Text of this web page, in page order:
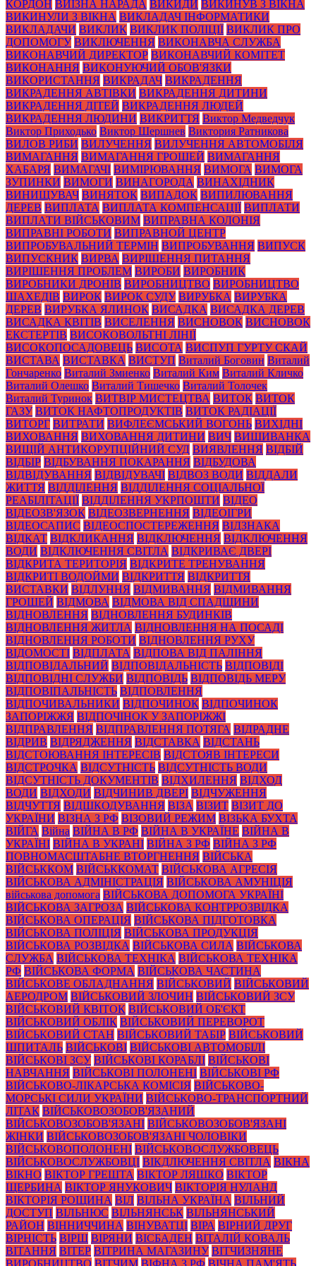
КОРДОН ВИЇЗНА НАРАДА ВИКИДИ ВИКИНУВ З ВІКНА
ВИКИНУЛИ З ВІКНА ВИКЛАДАЧ ІНФОРМАТИКИ
ВИКЛАДАЧИ ВИКЛИК ВИКЛИК ПОЛІЦІЇ ВИКЛИК ПРО
ДОПОМОГУ ВИКЛЮЧЕННЯ ВИКОНАВЧА СЛУЖБА
ВИКОНАВЧИЙ ДИРЕКТОР ВИКОНАВЧИЙ КОМІТЕТ
ВИКОНАННЯ ВИКОНУЮЧИЙ ОБОВ'ЯЗКИ
ВИКОРИСТАННЯ ВИКРАДАЧ ВИКРАДЕННЯ
ВИКРАДЕННЯ АВТІВКИ ВИКРАДЕННЯ ДИТИНИ
ВИКРАДЕННЯ ДІТЕЙ ВИКРАДЕННЯ ЛЮДЕЙ
ВИКРАДЕННЯ ЛЮДИНИ ВИКРИТТЯ Виктор Медведчук
Виктор Приходько Виктор Шершнев Виктория Ратникова
ВИЛОВ РИБИ ВИЛУЧЕННЯ ВИЛУЧЕННЯ АВТОМОБІЛЯ
ВИМАГАННЯ ВИМАГАННЯ ГРОШЕЙ ВИМАГАННЯ
ХАБАРЯ ВИМАГАЧІ ВИМІРЮВАННЯ ВИМОГА ВИМОГА
ЗУПИНКИ ВИМОГИ ВИНАГОРОДА ВИНАХІДНИК
ВИНИЩУВАЧ ВИНЯТОК ВИПАДОК ВИПИЛЮВАННЯ
ДЕРЕВ ВИПЛАТА ВИПЛАТА КОМПЕНСАЦІЇ ВИПЛАТИ
ВИПЛАТИ ВІЙСЬКОВИМ ВИПРАВНА КОЛОНІЯ
ВИПРАВНІ РОБОТИ ВИПРАВНОЙ ЦЕНТР
ВИПРОБУВАЛЬНИЙ ТЕРМІН ВИПРОБУВАННЯ ВИПУСК
ВИПУСКНИК ВИРВА ВИРІШЕННЯ ПИТАННЯ
ВИРІШЕННЯ ПРОБЛЕМ ВИРОБИ ВИРОБНИК
ВИРОБНИКИ ДРОНІВ ВИРОБНИЦТВО ВИРОБНИЦТВО
ШАХЕДІВ ВИРОК ВИРОК СУДУ ВИРУБКА ВИРУБКА
ДЕРЕВ ВИРУБКА ЯЛИНОК ВИСАДКА ВИСАДКА ДЕРЕВ
ВИСАДКА КВІТІВ ВИСЕЛЕННЯ ВИСНОВОК ВИСНОВОК
ЕКСТЕРТІВ ВИСОКОВОЛЬТНІ ЛІНІЇ
ВИСОКОПОСАДОВЕЦЬ ВИСОТА ВИСПУП ГУРТУ СКАЙ
ВИСТАВА ВИСТАВКА ВИСТУП Виталий Боговин Виталий
Гончаренко Виталий Змиенко Виталий Ким Виталий Кличко
Виталий Олешко Виталий Тишечко Виталий Толочек
Виталий Туринок ВИТВІР МИСТЕЦТВА ВИТОК ВИТОК
ГАЗУ ВИТОК НАФТОПРОДУКТІВ ВИТОК РАДІАЦІЇ
ВИТОРГ ВИТРАТИ ВИФЛЕЄМСЬКИЙ ВОГОНЬ ВИХІДНІ
ВИХОВАННЯ ВИХОВАННЯ ДИТИНИ ВИЧ ВИШИВАНКА
ВИЩІЙ АНТИКОРУПЦІЙНИЙ СУД ВИЯВЛЕННЯ ВІДБІЙ
ВІДБІР ВІДБУВАННЯ ПОКАРАННЯ ВІДБУДОВА
ВІДВІДУВАННЯ ВІДВІДУВАЧІ ВІДВОЗ ВОДИ ВІДДАЛИ
ЖИТТЯ ВІДДІЛЕННЯ ВІДДІЛЕННЯ СОЦІАЛЬНОЇ
РЕАБІЛІТАЦІЇ ВІДДІЛЕННЯ УКРПОШТИ ВІДЕО
ВІДЕОЗВ'ЯЗОК ВІДЕОЗВЕРНЕННЯ ВІДЕОІГРИ
ВІДЕОСАПИС ВІДЕОСПОСТЕРЕЖЕННЯ ВІДЗНАКА
ВІДКАТ ВІДКЛИКАННЯ ВІДКЛЮЧЕННЯ ВІДКЛЮЧЕННЯ
ВОДИ ВІДКЛЮЧЕННЯ СВІТЛА ВІДКРИВАЄ ДВЕРІ
ВІДКРИТА ТЕРИТОРІЯ ВІДКРИТЕ ТРЕНУВАННЯ
ВІДКРИТІ ВОДОЙМИ ВІДКРИТТЯ ВІДКРИТТЯ
ВИСТАВКИ ВІДЛУННЯ ВІДМИВАННЯ ВІДМИВАННЯ
ГРОШЕЙ ВІДМОВА ВІДМОВА ВІД СПАДЩИНИ
ВІДНОВЛЕННЯ ВІДНОВЛЕННЯ БУДИНКІВ
ВІДНОВЛЕННЯ ЖИТЛА ВІДНОВЛЕННЯ НА ПОСАДІ
ВІДНОВЛЕННЯ РОБОТИ ВІДНОВЛЕННЯ РУХУ
ВІДОМОСТІ ВІДПЛАТА ВІДПОВА ВІД ПАЛІННЯ
ВІДПОВІДАЛЬНИЙ ВІДПОВІДАЛЬНІСТЬ ВІДПОВІДІ
ВІДПОВІДНІ СЛУЖБИ ВІДПОВІДЬ ВІДПОВІДЬ МЕРУ
ВІДПОВІПАЛЬНІСТЬ ВІДПОВЛЕННЯ
ВІДПОЧИВАЛЬНИКИ ВІДПОЧИНОК ВІДПОЧИНОК
ЗАПОРІЖЖЯ ВІДПОЧІНОК У ЗАПОРІЖЖІ
ВІДПРАВЛЕННЯ ВІДПРАВЛЕННЯ ПОТЯГА ВІДРАДНЕ
ВІДРИВ ВІДРЯДЖЕННЯ ВІДСТАВКА ВІДСТАНЬ
ВІДСТОЮВАННЯ ІНТЕРЕСІВ ВІДСТОЯВ ІНТЕРЕСИ
ВІДСТРОЧКА ВІДСУТНІСТЬ ВІДСУТНІСТЬ ВОДИ
ВІДСУТНІСТЬ ДОКУМЕНТІВ ВІДХИЛЕННЯ ВІДХОД
ВОДИ ВІДХОДИ ВІДЧИНИВ ДВЕРІ ВІДЧУЖЕННЯ
ВІДЧУТТЯ ВІДШКОДУВАННЯ ВІЗА ВІЗИТ ВІЗИТ ДО
УКРАЇНИ ВІЗНА З РФ ВІЗОВИЙ РЕЖИМ ВІЗЬКА БУХТА
ВІЙГА Війна ВІЙНА В РФ ВІЙНА В УКРАЇНЕ ВІЙНА В
УКРАЇНІ ВІЙНА В УКРАНІ ВІЙНА З РФ ВІЙНА З РФ
ПОВНОМАСШТАБНЕ ВТОРГНЕННЯ ВІЙСЬКА
ВІЙСЬККОМ ВІЙСЬККОМАТ ВІЙСЬКОВА АГРЕСІЯ
ВІЙСЬКОВА АДМІНІСТРАЦІЯ ВІЙСЬКОВА АМУНІЦІЯ
військова допомога ВІЙСЬКОВА ДОПОМОГА УКРАЇНІ
ВІЙСЬКОВА ЗАГРОЗА ВІЙСЬКОВА КОНТРРОЗВІДКА
ВІЙСЬКОВА ОПЕРАЦІЯ ВІЙСЬКОВА ПІДГОТОВКА
ВІЙСЬКОВА ПОЛІЦІЯ ВІЙСЬКОВА ПРОДУКЦІЯ
ВІЙСЬКОВА РОЗВІДКА ВІЙСЬКОВА СИЛА ВІЙСЬКОВА
СЛУЖБА ВІЙСЬКОВА ТЕХНІКА ВІЙСЬКОВА ТЕХНІКА
РФ ВІЙСЬКОВА ФОРМА ВІЙСЬКОВА ЧАСТИНА
ВІЙСЬКОВЕ ОБЛАДНАННЯ ВІЙСЬКОВИЙ ВІЙСЬКОВИЙ
АЕРОДРОМ ВІЙСЬКОВИЙ ЗЛОЧИН ВІЙСЬКОВИЙ ЗСУ
ВІЙСЬКОВИЙ КВІТОК ВІЙСЬКОВИЙ ОБ'ЄКТ
ВІЙСЬКОВИЙ ОБЛІК ВІЙСЬКОВИЙ ПЕРЕВОРОТ
ВІЙСЬКОВИЙ СТАН ВІЙСЬКОВИЙ ТАБІР ВІЙСЬКОВИЙ
ШПИТАЛЬ ВІЙСЬКОВІ ВІЙСЬКОВІ АВТОМОБІЛІ
ВІЙСЬКОВІ ЗСУ ВІЙСЬКОВІ КОРАБЛІ ВІЙСЬКОВІ
НАВЧАННЯ ВІЙСЬКОВІ ПОЛОНЕНІ ВІЙСЬКОВІ РФ
ВІЙСЬКОВО-ЛІКАРСЬКА КОМІСІЯ ВІЙСЬКОВО-
МОРСЬКІ СИЛИ УКРАЇНИ ВІЙСЬКОВО-ТРАНСПОРТНИЙ
ЛІТАК ВІЙСЬКОВОЗОБОВ'ЯЗАНИЙ
ВІЙСЬКОВОЗОБОВ'ЯЗАНІ ВІЙСЬКОВОЗОБОВ'ЯЗАНІ
ЖІНКИ ВІЙСЬКОВОЗОБОВ'ЯЗАНІ ЧОЛОВІКИ
ВІЙСЬКОВОПОЛОНЕНІ ВІЙСЬКОВОСЛУЖБОВЕЦЬ
ВІЙСЬКОВОСЛУЖБОВЦІ ВІКДЛЮЧЕННЯ СВІТЛА ВІКНА
ВІКНО ВІКТОР ГРЕШТА ВІКТОР ЛЯШКО ВІКТОР
ЩЕРБИНА ВІКТОР ЯНУКОВИЧ ВІКТОРІЯ НУЛАНД
ВІКТОРІЯ РОЩИНА ВІЛ ВІЛЬНА УКРАЇНА ВІЛЬНИЙ
ДОСТУП ВІЛЬНЮС ВІЛЬНЯНСЬК ВІЛЬНЯНСЬКИЙ
РАЙОН ВІННИЧЧИНА ВІНУВАТЦІ ВІРА ВІРНИЙ ДРУГ
ВІРНІСТЬ ВІРШ ВІРЯНИ ВІСБАДЕН ВІТАЛІЙ КОВАЛЬ
ВІТАННЯ ВІТЕР ВІТРИНА МАГАЗИНУ ВІТЧИЗНЯНЕ
ВИРОБНИЦТВО ВІТЧИМ ВІФНА З РФ ВІЧНА ПАМ'ЯТЬ